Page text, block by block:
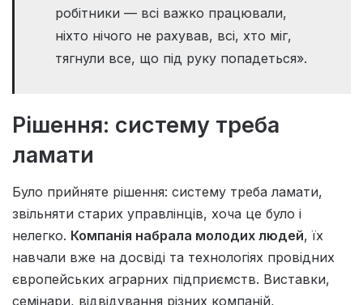
робітники — всі важко працювали,
ніхто нічого не рахував, всі, хто міг,
тягнули все, що під руку попадеться».
Рішення: систему треба
ламати
Було прийняте рішення: систему треба ламати,
звільняти старих управлінців, хоча це було і
нелегко. Компанія набрала молодих людей, їх
навчали вже на досвіді та технологіях провідних
європейських аграрних підприємств. Виставки,
семінари, відвідування різних компаній,